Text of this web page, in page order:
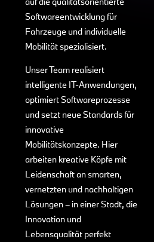
Softwareentwicklung für
Fahrzeuge und individuelle
Mobilität spezialisiert.
Unser Team realisiert
intelligente IT-Anwendungen,
optimiert Softwareprozesse
und setzt neue Standards für
innovative
Mobilitätskonzepte. Hier
arbeiten kreative Köpfe mit
Leidenschaft an smarten,
vernetzten und nachhaltigen
Lösungen – in einer Stadt, die
Innovation und
Lebensqualität perfekt